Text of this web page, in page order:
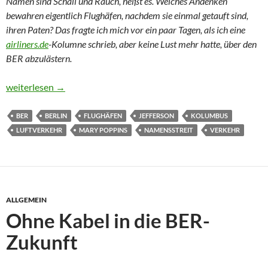
bewahren eigentlich Flughäfen, nachdem sie einmal getauft sind,
ihren Paten? Das fragte ich mich vor ein paar Tagen, als ich eine
airliners.de-Kolumne schrieb, aber keine Lust mehr hatte, über den
BER abzulästern.
Wie heißt der Flughafen?
weiterlesen →
BER BERLIN FLUGHÄFEN JEFFERSON
KOLUMBUS
LUFTVERKEHR
MARY POPPINS NAMENSSTREIT VERKEHR
ALLGEMEIN
Ohne Kabel in die BER-
Zukunft